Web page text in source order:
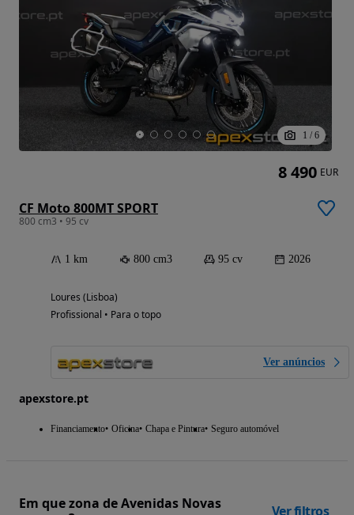
1 / 6
CF Moto 800MT SPORT
800 cm3 • 95 cv
1 km 800 cm3 95 cv 2026
Loures (Lisboa)
Profissional • Para o topo
Ver anúncios
apexstore.pt
Financiamento Oficina Chapa e Pintura Seguro automóvel
8 490 EUR
Em que zona de Avenidas Novas
Ver filtros